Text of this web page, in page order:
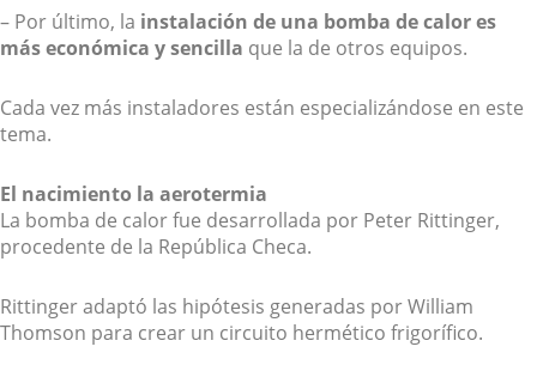
– Por último, la instalación de una bomba de calor es
más económica y sencilla que la de otros equipos.
Cada vez más instaladores están especializándose en este
tema.
El nacimiento la aerotermia
La bomba de calor fue desarrollada por Peter Rittinger,
procedente de la República Checa.
Rittinger adaptó las hipótesis generadas por William
Thomson para crear un circuito hermético frigorífico.